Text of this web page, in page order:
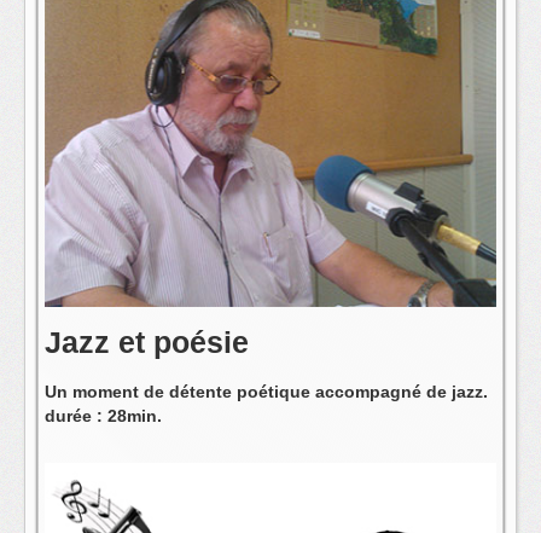
La radio
L'équipe
Jazz et poésie
Un moment de détente poétique accompagné de jazz.
durée : 28min.